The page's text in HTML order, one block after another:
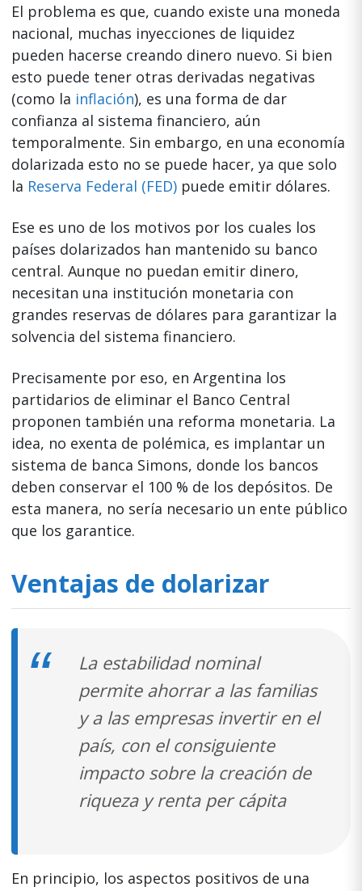
El problema es que, cuando existe una moneda
nacional, muchas inyecciones de liquidez
pueden hacerse creando dinero nuevo. Si bien
esto puede tener otras derivadas negativas
(como la inflación), es una forma de dar
confianza al sistema financiero, aún
temporalmente. Sin embargo, en una economía
dolarizada esto no se puede hacer, ya que solo
la Reserva Federal (FED)puede emitir dólares.
Ese es uno de los motivos por los cuales los
países dolarizados han mantenido su banco
central. Aunque no puedan emitir dinero,
necesitan una institución monetaria con
grandes reservas de dólares para garantizar la
solvencia del sistema financiero.
Precisamente por eso, en Argentina los
partidarios de eliminar el Banco Central
proponen también una reforma monetaria. La
idea, no exenta de polémica, es implantar un
sistema de banca Simons, donde los bancos
deben conservar el 100 % de los depósitos. De
esta manera, no sería necesario un ente público
que los garantice.
Ventajas de dolarizar
La estabilidad nominal
permite ahorrar a las familias
y a las empresas invertir en el
país, con el consiguiente
impacto sobre la creación de
riqueza y renta per cápita
En principio, los aspectos positivos de una